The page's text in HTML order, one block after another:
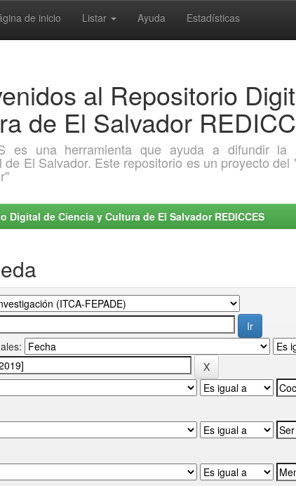
de inicio Listar Ayuda Estadísticas
al Repositorio
de El Salvador
es una herramienta que ayuda a difundir la
de El Salvador. Este repositorio es un proyecto
Digital de Ciencia y Cultura de El Salvador REDICCES